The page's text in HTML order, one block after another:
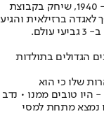
פלה היה כדורגלן עבר ברזילאי, פלה נולד בברזיל ב- 1940, שיחק בקבוצת
פלה הפך לאגדה ברזילאית והגיע
להישגים כבירים עם נבחרת ברזיל כאשר זכה עמה ב- 3 גביעי עולם.
הגדולים בתולדות
וההצהרות שלו כי הוא
היו טובים ממנו • נדב
נמצא מתחת למסי